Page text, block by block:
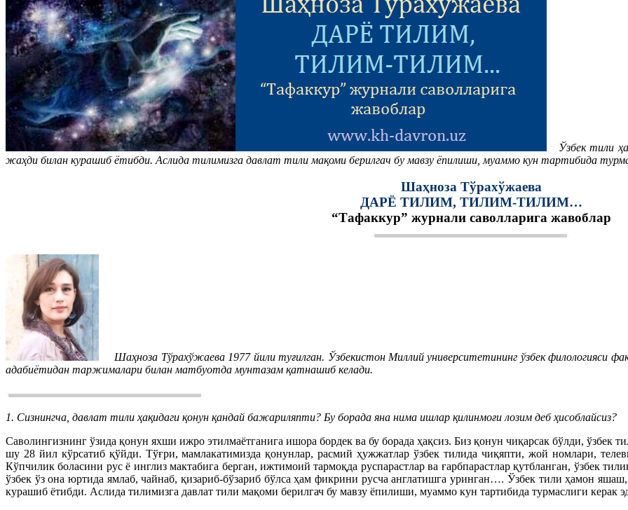
Ўзбек тили
жаҳди билан курашиб ётибди. Аслида тилимизга давлат тили мақоми берилгач бу мавзу ёпилиши, муаммо кун тартибида
Шаҳноза Тўрахўжаева
ДАРЁ ТИЛИМ, ТИЛИМ-ТИЛИМ…
“Тафаккур” журнали саволларига жавоблар
Шаҳноза Тўрахўжаева 1977 йили туғилган. Ўзбекистон Миллий университетининг ўзбек филологияси
адабиётидан таржималари билан матбуотда мунтазам қатнашиб келади.
1. Сизнингча, давлат тили ҳақидаги қонун қандай бажариляпти? Бу борада яна нима ишлар қилинмоғи лозим деб ҳисоблайсиз?
Саволингизнинг ўзида қонун яхши ижро этилмаётганига ишора бордек ва бу борада ҳақсиз. Биз қонун чиқарсак бўлди, ўзбек
шу 28 йил кўрсатиб қўйди. Тўғри, мамлакатимизда қонунлар, расмий ҳужжатлар ўзбек тилида чиқяпти, жой номлари,
Кўпчилик боласини рус ё инглиз мактабига берган, ижтимоий тармоқда руспарастлар ва ғарбпарастлар қутбланган, ўзбек
ўзбек ўз она юртида ямлаб, чайнаб, қизариб-бўзариб бўлса ҳам фикрини русча англатишга уринган…. Ўзбек тили ҳамон
курашиб ётибди. Аслида тилимизга давлат тили мақоми берилгач бу мавзу ёпилиши, муаммо кун тартибида турмаслиги керак